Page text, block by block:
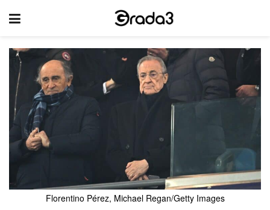
Florentino Pérez, Michael Regan/Getty Images